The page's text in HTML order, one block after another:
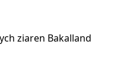
ziaren Bakalland